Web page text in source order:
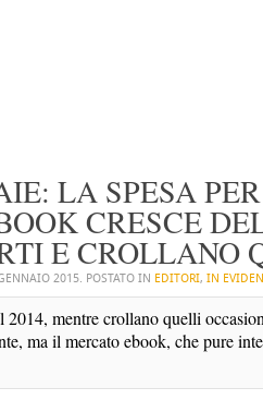
LA SPESA
CRESCE
E CROLLANO
2015. POSTATO IN EDITORI, IN
mentre crollano quelli
ma il mercato ebook, che pure